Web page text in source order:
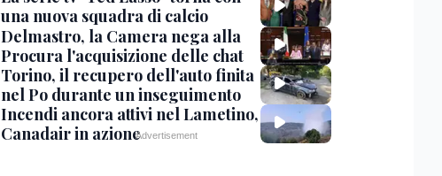
una nuova squadra di calcio
Delmastro, la Camera nega alla
Procura l'acquisizione delle chat
Torino, il recupero dell'auto finita
nel Po durante un inseguimento
Incendi ancora attivi nel Lametino,
Canadair in azione